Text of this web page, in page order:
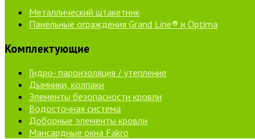
Металлический штакетник
Панельные ограждения Grand Line® и Optima
Комплектующие
Гидро- пароизоляция / утепление
Дымники, колпаки
Элементы безопасности кровли
Водосточная система
Доборные элементы кровли
Мансардные окна Fakro